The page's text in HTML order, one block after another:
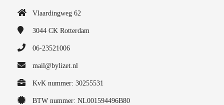
Vlaardingweg 62
3044 CK Rotterdam
06-23521006
mail@bylizet.nl
KvK nummer: 30255531
BTW nummer: NL001594496B80